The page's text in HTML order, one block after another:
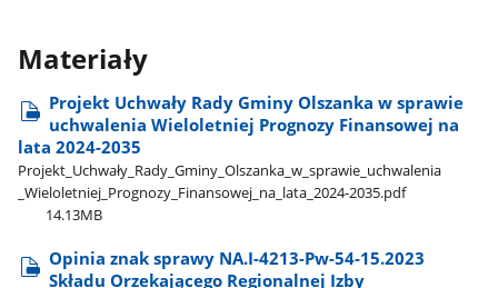
Materiały
Projekt Uchwały Rady Gminy Olszanka w sprawie
uchwalenia Wieloletniej Prognozy Finansowej na
lata 2024-2035
Projekt​_Uchwały​_Rady​_Gminy​_Olszanka​_w​_sprawie​_uchwalenia​
_Wieloletniej​_Prognozy​_Finansowej​_na​_lata​_2024-2035.pdf
14.13MB
Opinia znak sprawy NA.I-4213-Pw-54-15.2023
Składu Orzekającego Regionalnej Izby